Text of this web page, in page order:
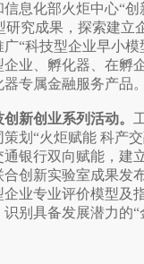
息化部火炬中心“
研究成果，探索建立
“科技型企业早小模
业、孵化器、在孵
专属金融服务产品。
新创业系列活动。
划“火炬赋能 科产交
银行双向赋能，建
创新实验室成果发
业专业评价模型及
别具备发展潜力的“